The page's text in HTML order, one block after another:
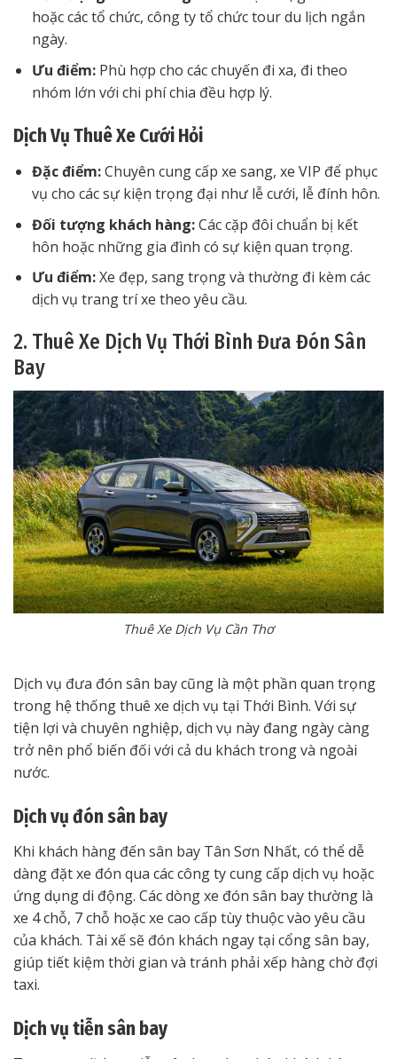
hoặc các tổ chức, công ty tổ chức tour du lịch ngắn
ngày.
Ưu điểm:Phù hợp cho các chuyến đi xa, đi theo
nhóm lớn với chi phí chia đều hợp lý.
Dịch Vụ Thuê Xe Cưới Hỏi
Đặc điểm:Chuyên cung cấp xe sang, xe VIP để phục
vụ cho các sự kiện trọng đại như lễ cưới, lễ đính hôn.
Đối tượng khách hàng:Các cặp đôi chuẩn bị kết
hôn hoặc những gia đình có sự kiện quan trọng.
Ưu điểm:Xe đẹp, sang trọng và thường đi kèm các
dịch vụ trang trí xe theo yêu cầu.
2. Thuê Xe Dịch Vụ Thới Bình Đưa Đón Sân
Bay
Thuê Xe Dịch Vụ Cần Thơ
Dịch vụ đưa đón sân bay cũng là một phần quan trọng
trong hệ thống thuê xe dịch vụ tại Thới Bình. Với sự
tiện lợi và chuyên nghiệp, dịch vụ này đang ngày càng
trở nên phổ biến đối với cả du khách trong và ngoài
nước.
Dịch vụ đón sân bay
Khi khách hàng đến sân bay Tân Sơn Nhất, có thể dễ
dàng đặt xe đón qua các công ty cung cấp dịch vụ hoặc
ứng dụng di động. Các dòng xe đón sân bay thường là
xe 4 chỗ, 7 chỗ hoặc xe cao cấp tùy thuộc vào yêu cầu
của khách. Tài xế sẽ đón khách ngay tại cổng sân bay,
giúp tiết kiệm thời gian và tránh phải xếp hàng chờ đợi
taxi.
Dịch vụ tiễn sân bay